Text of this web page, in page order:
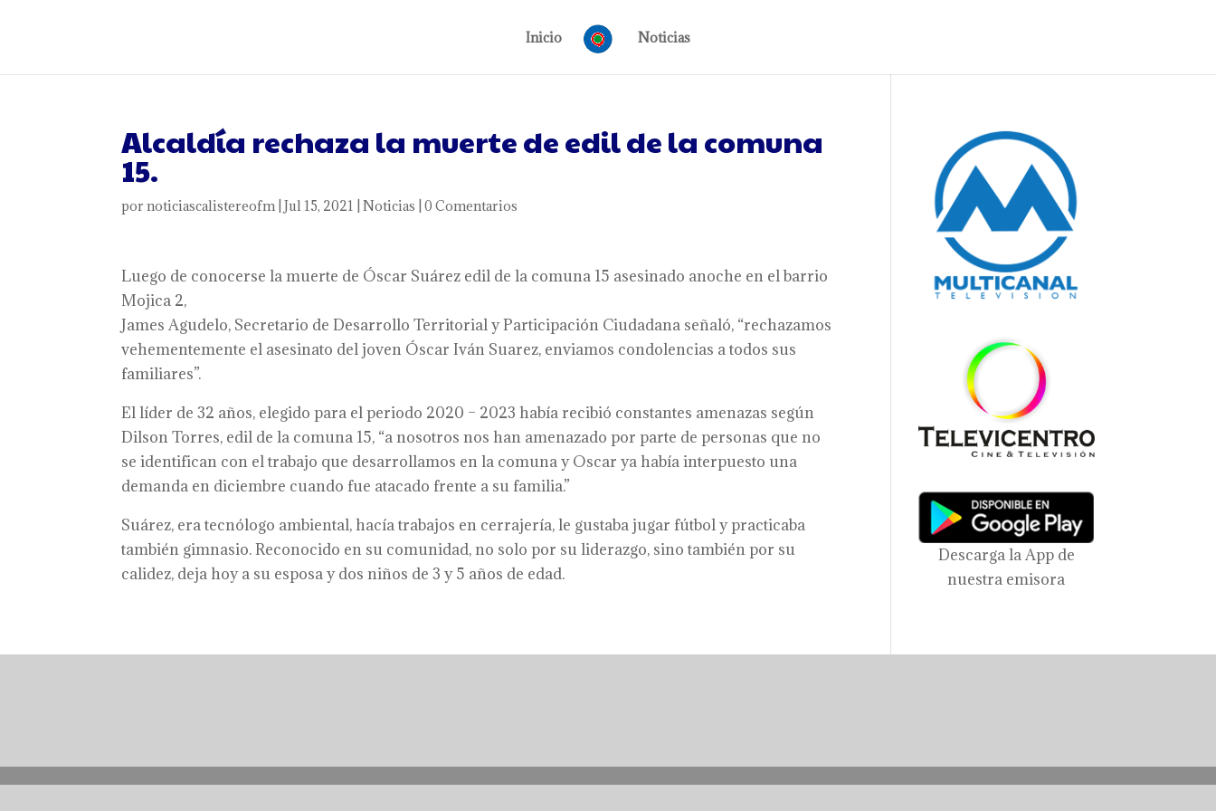
Inicio Noticias
Alcaldía rechaza la muerte de edil de la comuna
15.
pornoticiascalistereofm|Jul 15, 2021 |Noticias |0 Comentarios
Luego de conocerse la muerte de Óscar Suárez edil de la comuna 15 asesinado anoche en el barrio
Mojica 2,
James Agudelo, Secretario de Desarrollo Territorial y Participación Ciudadana señaló, “rechazamos
vehementemente el asesinato del joven Óscar Iván Suarez, enviamos condolencias a todos sus
familiares”.
El líder de 32 años, elegido para el periodo 2020 – 2023 había recibió constantes amenazas según
Dilson Torres, edil de la comuna 15, “a nosotros nos han amenazado por parte de personas que no
se identifican con el trabajo que desarrollamos en la comuna y Oscar ya había interpuesto una
demanda en diciembre cuando fue atacado frente a su familia.”
Suárez, era tecnólogo ambiental, hacía trabajos en cerrajería, le gustaba jugar fútbol y practicaba
también gimnasio. Reconocido en su comunidad, no solo por su liderazgo, sino también por su
calidez, deja hoy a su esposa y dos niños de 3 y 5 años de edad.
Descarga la App de
nuestra emisora